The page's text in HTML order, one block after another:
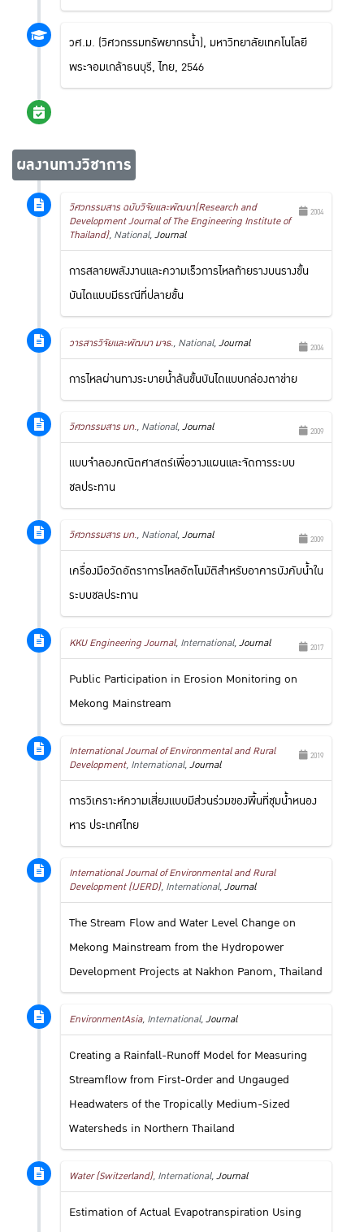
วศ.ม. (วิศวกรรมทรัพยากรน้ำ), มหาวิทยาลัยเทคโนโลยี
พระจอมเกล้าธนบุรี, ไทย, 2546
ผลงานทางวิชาการ
2004
วิศวกรรมสาร ฉบับวิจัยและพัฒนา(Research and
Development Journal of The Engineering Institute of
Thailand), National,Journal
การสลายพลังงานและความเร็วการไหลท้ายรางบนรางขั้น
บันไดแบบมีธรณีที่ปลายขั้น
2004
วารสารวิจัยและพัฒนา มจธ., National,Journal
การไหลผ่านทางระบายน้ำล้นขั้นบันไดแบบกล่องตาข่าย
2009
วิศวกรรมสาร มก., National,Journal
แบบจำลองคณิตศาสตร์เพื่อวางแผนและจัดการระบบ
ชลประทาน
2009
วิศวกรรมสาร มก., National,Journal
เครื่องมือวัดอัตราการไหลอัตโนมัติสำหรับอาคารบังคับน้ำใน
ระบบชลประทาน
2017
KKU Engineering Journal, International,Journal
Public Participation in Erosion Monitoring on
Mekong Mainstream
2019
International Journal of Environmental and Rural
Development, International,Journal
การวิเคราะห์ความเสี่ยงแบบมีส่วนร่วมของพื้นที่ชุมน้ำหนอง
หาร ประเทศไทย
International Journal of Environmental and Rural
Development (IJERD), International,Journal
The Stream Flow and Water Level Change on
Mekong Mainstream from the Hydropower
Development Projects at Nakhon Panom, Thailand
EnvironmentAsia, International,Journal
Creating a Rainfall-Runoff Model for Measuring
Streamflow from First-Order and Ungauged
Headwaters of the Tropically Medium-Sized
Watersheds in Northern Thailand
Water (Switzerland), International,Journal
Estimation of Actual Evapotranspiration Using